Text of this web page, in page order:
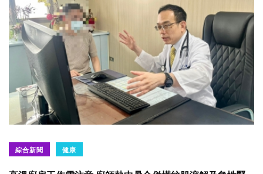
綜合新聞 健康